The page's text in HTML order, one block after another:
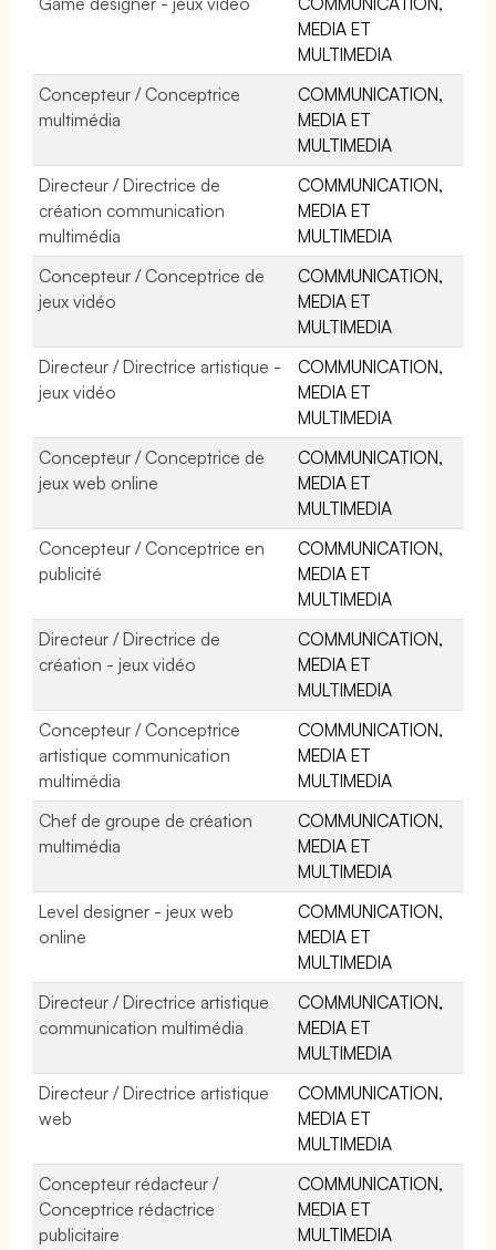
MEDIA ET
MULTIMEDIA
Concepteur / Conceptrice
multimédia
COMMUNICATION,
MEDIA ET
MULTIMEDIA
Directeur / Directrice de
création communication
multimédia
COMMUNICATION,
MEDIA ET
MULTIMEDIA
Concepteur / Conceptrice de
jeux vidéo
COMMUNICATION,
MEDIA ET
MULTIMEDIA
Directeur / Directrice artistique -
jeux vidéo
COMMUNICATION,
MEDIA ET
MULTIMEDIA
Concepteur / Conceptrice de
jeux web online
COMMUNICATION,
MEDIA ET
MULTIMEDIA
Concepteur / Conceptrice en
publicité
COMMUNICATION,
MEDIA ET
MULTIMEDIA
Directeur / Directrice de
création - jeux vidéo
COMMUNICATION,
MEDIA ET
MULTIMEDIA
Concepteur / Conceptrice
artistique communication
multimédia
COMMUNICATION,
MEDIA ET
MULTIMEDIA
Chef de groupe de création
multimédia
COMMUNICATION,
MEDIA ET
MULTIMEDIA
Level designer - jeux web
online
COMMUNICATION,
MEDIA ET
MULTIMEDIA
Directeur / Directrice artistique
communication multimédia
COMMUNICATION,
MEDIA ET
MULTIMEDIA
Directeur / Directrice artistique
web
COMMUNICATION,
MEDIA ET
MULTIMEDIA
Concepteur rédacteur /
Conceptrice rédactrice
publicitaire
COMMUNICATION,
MEDIA ET
MULTIMEDIA